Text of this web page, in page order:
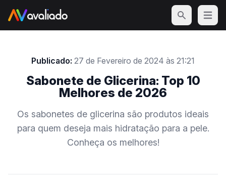
Open
Publicado: 27 de Fevereiro de 2024 às 21:21
Sabonete de Glicerina: Top 10
Melhores de 2026
Os sabonetes de glicerina são produtos ideais
para quem deseja mais hidratação para a pele.
Conheça os melhores!